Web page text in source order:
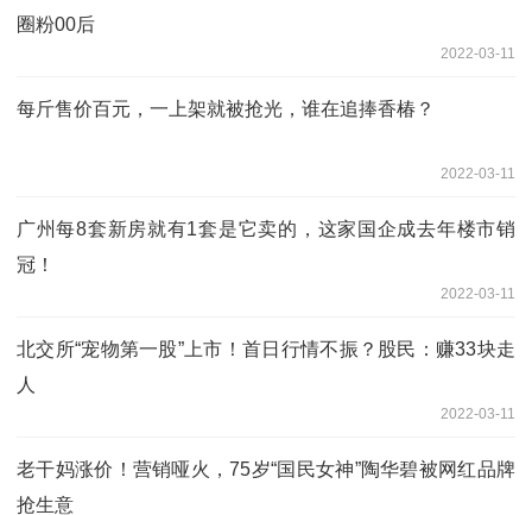
圈粉00后
2022-03-11
每斤售价百元，一上架就被抢光，谁在追捧香椿？
2022-03-11
广州每8套新房就有1套是它卖的，这家国企成去年楼市销
冠！
2022-03-11
北交所“宠物第一股”上市！首日行情不振？股民：赚33块走
人
2022-03-11
老干妈涨价！营销哑火，75岁“国民女神”陶华碧被网红品牌
抢生意